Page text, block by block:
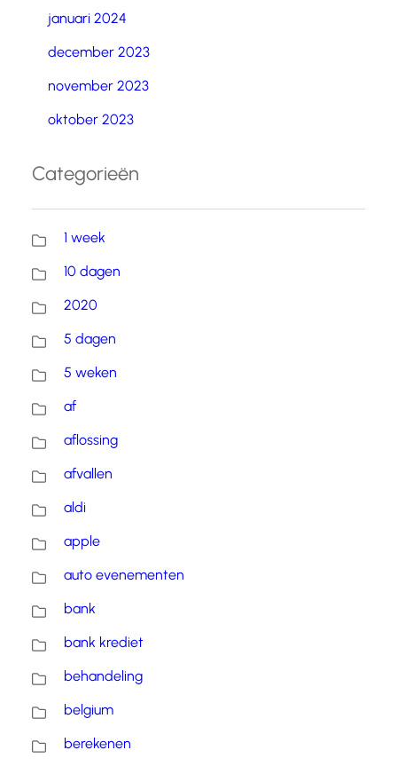
januari 2024
december 2023
november 2023
oktober 2023
Categorieën
1 week
10 dagen
2020
5 dagen
5 weken
af
aflossing
afvallen
aldi
apple
auto evenementen
bank
bank krediet
behandeling
belgium
berekenen